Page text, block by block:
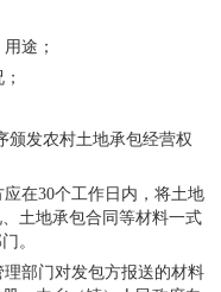
途；
颁发农村土地承包经营权
应在30个工作日内，将土地
土地承包合同等材料一式
。
理部门对发包方报送的材料